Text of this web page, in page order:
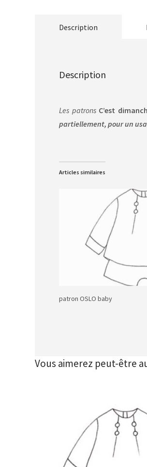
Description
Description
Les patrons C’est
partiellement, pour un
Articles similaires
patron OSLO baby
Vous aimerez peut-être